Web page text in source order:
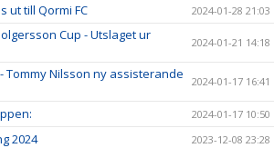
ut till Qormi FC 2024-01-28 21:03
Cup - Utslaget ur
2024-01-21 14:18
Nilsson ny assisterande
2024-01-17 16:41
2024-01-17 10:50
2024 2023-12-08 23:28